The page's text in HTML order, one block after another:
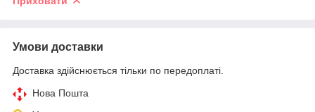
Умови доставки
Доставка здійснюється тільки по передоплаті.
Нова Пошта